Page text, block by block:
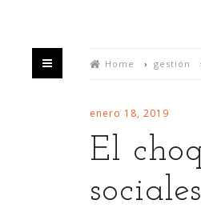
Home › gestión
enero 18, 2019
El
sociales